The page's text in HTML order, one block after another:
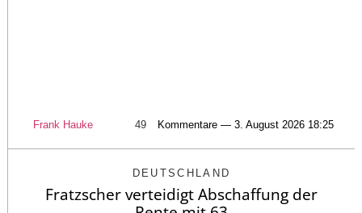
Frank Hauke 49 Kommentare — 3. August 2026 18:25
DEUTSCHLAND
Fratzscher verteidigt Abschaffung der